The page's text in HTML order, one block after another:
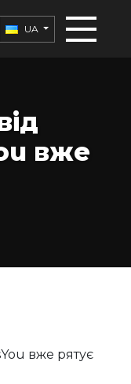
UA
вже
вже рятує